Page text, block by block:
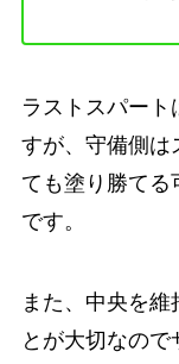
ラストスパー
すが、守備側は
ても塗り勝てる
です。
また、中央を
とが大切なの